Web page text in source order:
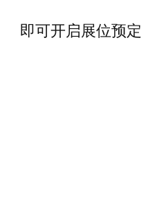
即可开启展位预定